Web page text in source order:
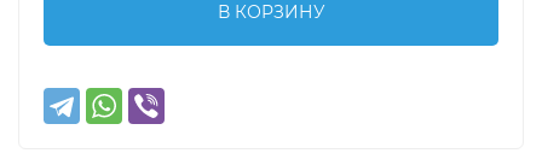
В КОРЗИНУ